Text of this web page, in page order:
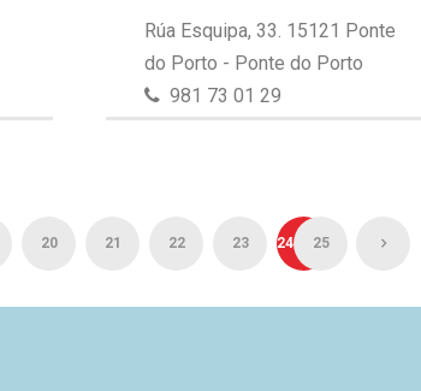
Rúa Esquipa, 33. 15121 Ponte
do Porto - Ponte do Porto
981 73 01 29
20 21 22 23 24 25